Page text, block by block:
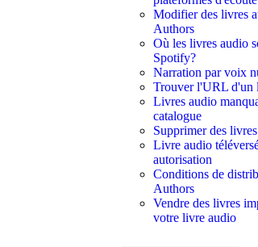
Modifier des livres
Authors
Où les livres audio
Spotify?
Narration par voix
Trouver l'URL d'un
Livres audio
catalogue
Supprimer des
Livre audio
autorisation
Conditions de
Authors
Vendre des livres
votre livre audio